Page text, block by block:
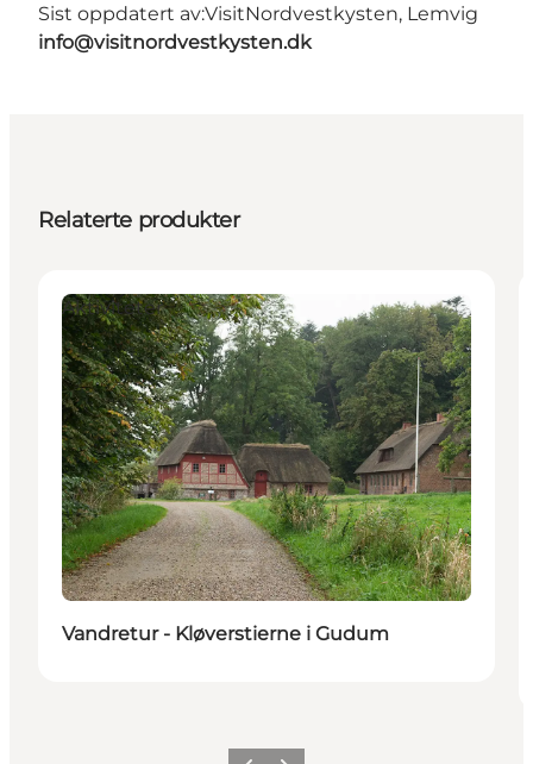
Sist oppdatert av:VisitNordvestkysten, Lemvig
info@visitnordvestkysten.dk
Relaterte produkter
Aktiviteter
Vandretur - Kløverstierne i Gudum